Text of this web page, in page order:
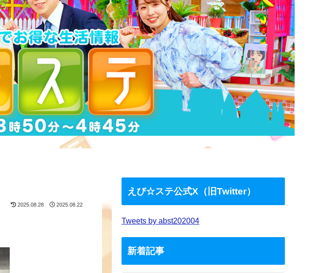
2025.08.28 2025.08.22
えび☆ステ公式X（旧Twitter）
Tweets by abst202004
新着記事